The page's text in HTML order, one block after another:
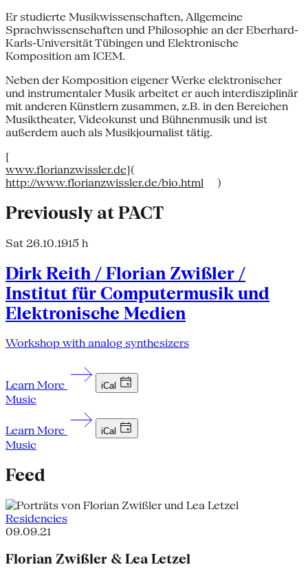
Er studierte Musikwissenschaften, Allgemeine
Sprachwissenschaften und Philosophie an der Eberhard-
Karls-Universität Tübingen und Elektronische
Komposition am ICEM.
Neben der Komposition eigener Werke elektronischer
und instrumentaler Musik arbeitet er auch interdisziplinär
mit anderen Künstlern zusammen, z.B. in den Bereichen
Musiktheater, Videokunst und Bühnenmusik und ist
außerdem auch als Musikjournalist tätig.
[
www.florianzwissler.de](
http://www.florianzwissler.de/bio.html )
Previously at PACT
Sat 26.10.1915 h
Dirk Reith / Florian Zwißler /
Institut für Computermusik und
Elektronische Medien
Workshop with analog synthesizers
Learn More iCal
Music
Learn More iCal
Music
Feed
Residencies
09.09.21
Florian Zwißler & Lea Letzel